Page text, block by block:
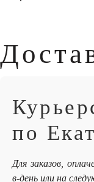
по
Для заказов,
в-день или на